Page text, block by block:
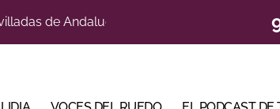
de Andalucía en Málaga